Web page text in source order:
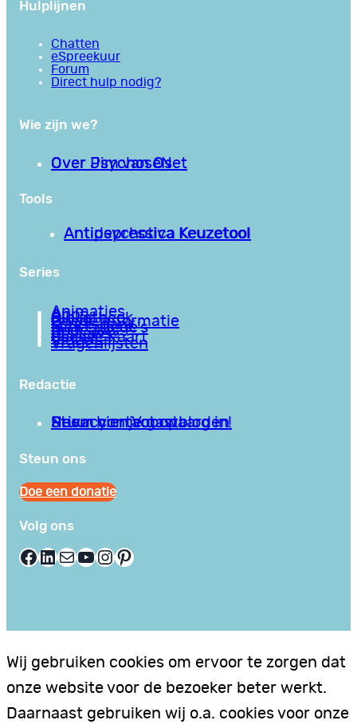
Hulplijnen
Chatten
eSpreekuur
Forum
Direct hulp nodig?
Wie zijn we?
Over PsychoseNet
Over Jim van Os
Tools
Antipsychotica Keuzetool
Antidepressiva Keuzetool
Series
Animaties
Apps
Bibliotheek
Goede informatie
Kennisbank
Mini college’s
Podcasts
Reviews
Sociale Kaart
Video’s
Vragenlijsten
Redactie
Privacy en Voorwaarden
Stuur hier je gastblog in!
Neem contact op
Steun ons
Doe een donatie
Volg ons
Facebook LinkedIn E-mail YouTube InstagramPinterest
Wij gebruiken cookies om ervoor te zorgen dat
onze website voor de bezoeker beter werkt.
Daarnaast gebruiken wij o.a. cookies voor onze